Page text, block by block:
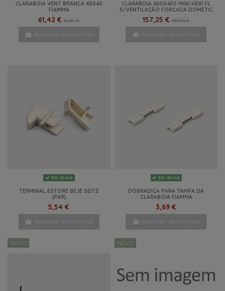
CLARABOIA VENT BRANCA 40X40
FIAMMA
61,42 €80,81 €
Adicionar ao carrinho
CLARABOIA 400X400 MINI HEKI FL
S/VENTILAÇÃO FORÇADA DOMETIC
157,25 € 185,00 €
Adicionar ao carrinho
Em Stock
TERMINAL ESTORE BEJE SEITZ
(PAR)
5,54 €
Adicionar ao carrinho
Em Stock
DOBRADIÇA PARA TAMPA DA
CLARABOIA FIAMMA
3,69 €
Adicionar ao carrinho
NOVO NOVO